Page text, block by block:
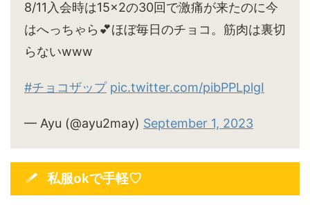
8/11入会時は15×2の30回で激痛が来たのに今
はへっちゃら💕ほぼ毎日のチョコ。筋肉は裏切
らないwww
#チョコザップ pic.twitter.com/pibPPLplgI
— Ayu (@ayu2may) September 1, 2023
私服okで手軽♡